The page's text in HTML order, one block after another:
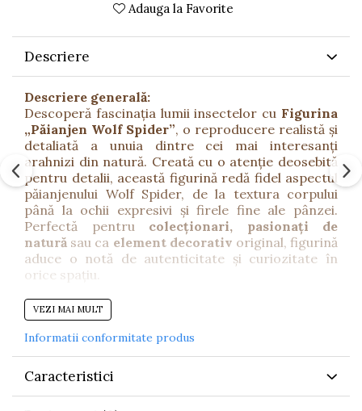
Adauga la Favorite
Descriere
Descriere generală:
Descoperă fascinația lumii insectelor cu Figurina
„Păianjen Wolf Spider”, o reproducere realistă și
detaliată a unuia dintre cei mai interesanți
arahnizi din natură. Creată cu o atenție deosebită
pentru detalii, această figurină redă fidel aspectul
păianjenului Wolf Spider, de la textura corpului
până la ochii expresivi și firele fine ale pânzei.
Perfectă pentru colecționari, pasionați de
natură sau ca element decorativ original, figurină
aduce o notă de autenticitate și curiozitate în
orice spațiu.
Beneficii:
Stimulează interesul copiilor pentru lumea
insectelor și științele naturii.
Ideală pentru colecționari și pasionați de
animale sălbatice.
VEZI MAI MULT
Informatii conformitate produs
Caracteristici